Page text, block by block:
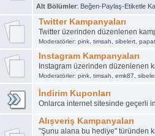
Alt Bölümler: Beğen-Paylaş-Etiketle
Twitter Kampanyaları
Twitter üzerinden düzenlenen
Moderatörler: pink, timsah sibelert,
Instagram Kampanyaları
Instagram üzerinden düzenlenen
Moderatörler: pink, timsah emk87
İndirim Kuponları
Onlarca internet sitesinde geçerli
Alışveriş Kampanyaları
"Şunu alana bu hediye" türünden